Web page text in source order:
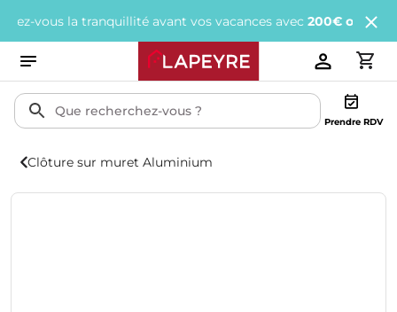
la tranquillité avant vos vacances avec200€ offertstous
Prendre RDV
Clôture sur muret Aluminium